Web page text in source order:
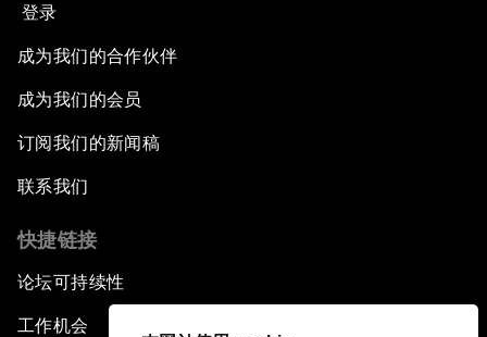
登录
成为我们的合作伙伴
成为我们的会员
订阅我们的新闻稿
联系我们
快捷链接
论坛可持续性
工作机会